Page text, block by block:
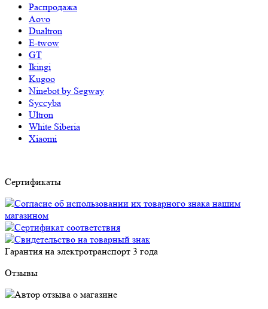
Распродажа
Aovo
Dualtron
E-twow
GT
Ikingi
Kugoo
Ninebot by Segway
Syccyba
Ultron
White Siberia
Xiaomi
Сертификаты
Гарантия на электротранспорт 3 года
Отзывы